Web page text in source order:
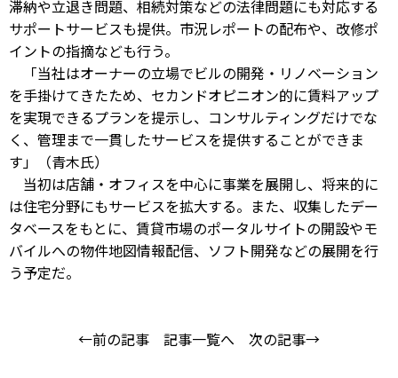
滞納や立退き問題、相続対策などの法律問題にも対応する
サポートサービスも提供。市況レポートの配布や、改修ポ
イントの指摘なども行う。
「当社はオーナーの立場でビルの開発・リノベーション
を手掛けてきたため、セカンドオピニオン的に賃料アップ
を実現できるプランを提示し、コンサルティングだけでな
く、管理まで一貫したサービスを提供することができま
す」（青木氏）
当初は店舗・オフィスを中心に事業を展開し、将来的に
は住宅分野にもサービスを拡大する。また、収集したデー
タベースをもとに、賃貸市場のポータルサイトの開設やモ
バイルへの物件地図情報配信、ソフト開発などの展開を行
う予定だ。
←前の記事 記事一覧へ 次の記事→